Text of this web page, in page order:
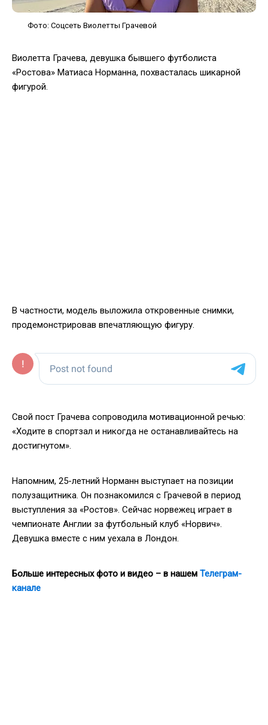
Фото: Соцсеть Виолетты Грачевой
Виолетта Грачева, девушка бывшего футболиста
«Ростова» Матиаса Норманна, похвасталась шикарной
фигурой.
В частности, модель выложила откровенные снимки,
продемонстрировав впечатляющую фигуру.
Свой пост Грачева сопроводила мотивационной речью:
«Ходите в спортзал и никогда не останавливайтесь на
достигнутом».
Напомним, 25-летний Норманн выступает на позиции
полузащитника. Он познакомился с Грачевой в период
выступления за «Ростов». Сейчас норвежец играет в
чемпионате Англии за футбольный клуб «Норвич».
Девушка вместе с ним уехала в Лондон.
Больше интересных фото и видео – в нашем Телеграм-
канале